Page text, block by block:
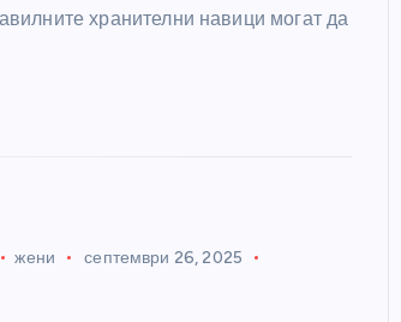
хранителни навици могат да
жени
септември 26, 2025